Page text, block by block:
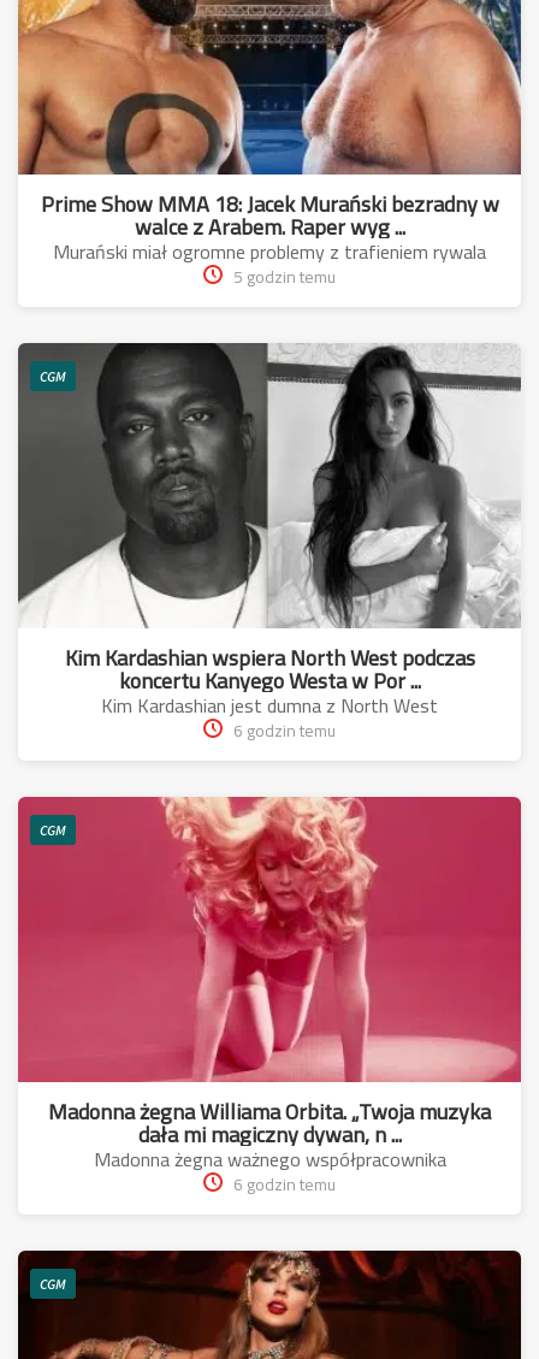
Prime Show MMA 18: Jacek Murański bezradny w
walce z Arabem. Raper wyg ...
Murański miał ogromne problemy z trafieniem rywala
5 godzin temu
CGM
Kim Kardashian wspiera North West podczas
koncertu Kanyego Westa w Por ...
Kim Kardashian jest dumna z North West
6 godzin temu
CGM
Madonna żegna Williama Orbita. „Twoja muzyka
dała mi magiczny dywan, n ...
Madonna żegna ważnego współpracownika
6 godzin temu
CGM